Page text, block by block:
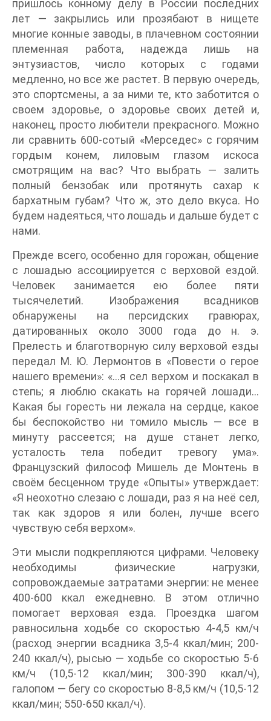
пришлось конному делу в России последних
лет — закрылись или прозябают в нищете
многие конные заводы, в плачевном состоянии
племенная работа, надежда лишь на
энтузиастов, число которых с годами
медленно, но все же растет. В первую очередь,
это спортсмены, а за ними те, кто заботится о
своем здоровье, о здоровье своих детей и,
наконец, просто любители прекрасного. Можно
ли сравнить 600-сотый «Мерседес» с горячим
гордым конем, лиловым глазом искоса
смотрящим на вас? Что выбрать — залить
полный бензобак или протянуть сахар к
бархатным губам? Что ж, это дело вкуса. Но
будем надеяться, что лошадь и дальше будет с
нами.
Прежде всего, особенно для горожан, общение
с лошадью ассоциируется с верховой ездой.
Человек занимается ею более пяти
тысячелетий. Изображения всадников
обнаружены на персидских гравюрах,
датированных около 3000 года до н. э.
Прелесть и благотворную силу верховой езды
передал М. Ю. Лермонтов в «Повести о герое
нашего времени»: «…я сел верхом и поскакал в
степь; я люблю скакать на горячей лошади…
Какая бы горесть ни лежала на сердце, какое
бы беспокойство ни томило мысль — все в
минуту рассеется; на душе станет легко,
усталость тела победит тревогу ума».
Французский философ Мишель де Монтень в
своём бесценном труде «Опыты» утверждает:
«Я неохотно слезаю с лошади, раз я на неё сел,
так как здоров я или болен, лучше всего
чувствую себя верхом».
Эти мысли подкрепляются цифрами. Человеку
необходимы физические нагрузки,
сопровождаемые затратами энергии: не менее
400-600 ккал ежедневно. В этом отлично
помогает верховая езда. Проездка шагом
равносильна ходьбе со скоростью 4-4,5 км/ч
(расход энергии всадника 3,5-4 ккал/мин; 200-
240 ккал/ч), рысью — ходьбе со скоростью 5-6
км/ч (10,5-12 ккал/мин; 300-390 ккал/ч),
галопом — бегу со скоростью 8-8,5 км/ч (10,5-12
ккал/мин; 550-650 ккал/ч).